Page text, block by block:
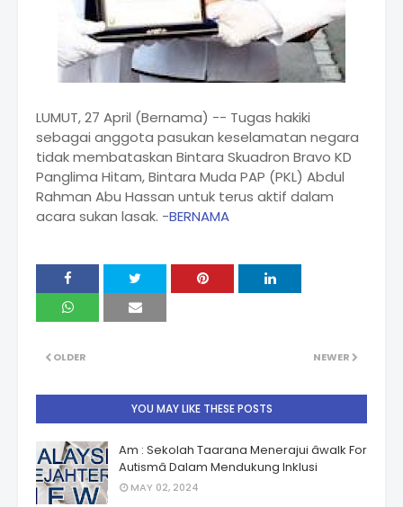
LUMUT, 27 April (Bernama) -- Tugas hakiki
sebagai anggota pasukan keselamatan negara
tidak membataskan Bintara Skuadron Bravo KD
Panglima Hitam, Bintara Muda PAP (PKL) Abdul
Rahman Abu Hassan untuk terus aktif dalam
acara sukan lasak. -BERNAMA
NEWER
OLDER
YOU MAY LIKE THESE POSTS
Am : Sekolah Taarana Menerajui âwalk For
Autismâ Dalam Mendukung Inklusi
MAY 02, 2024